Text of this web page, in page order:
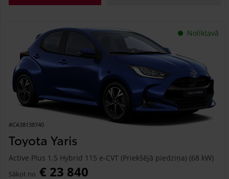
Noliktavā
#CA38138740
Toyota Yaris
Active Plus 1.5 Hybrid 115 e-CVT (Priekšējā piedziņa) (68 kW)
Sākot no € 23 840